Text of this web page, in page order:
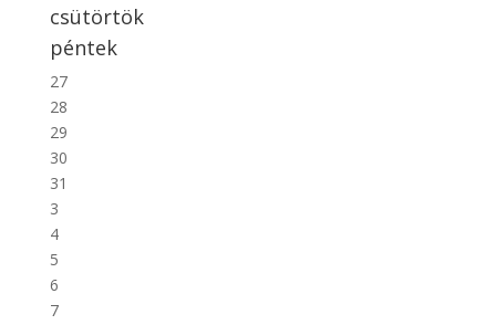
csütörtök
péntek
27
28
29
30
31
3
4
5
6
7